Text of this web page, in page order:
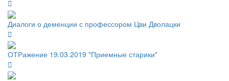
Диалоги о деменции с профессором Цви Дволацки
ОТРажение 19.03.2019 "Приемные старики"